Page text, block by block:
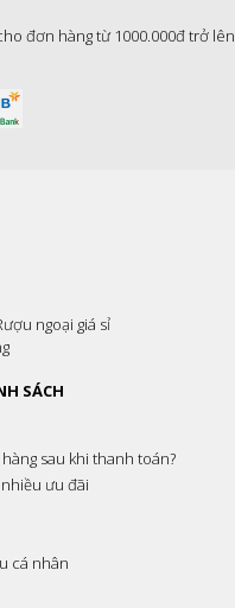
đơn hàng từ 1000.000đ trở lên
ngoại giá sỉ
SÁCH
sau khi thanh toán?
ưu đãi
cá nhân